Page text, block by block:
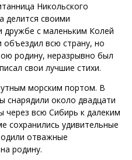
Никольского
делится своими
дружбе с маленьким Колей
всю страну, но
родину, неразрывно был
свои лучшие стихи.
морским портом. В
снарядили около двадцати
через всю Сибирь к далеким
сохранились удивительные
отважные
родину.